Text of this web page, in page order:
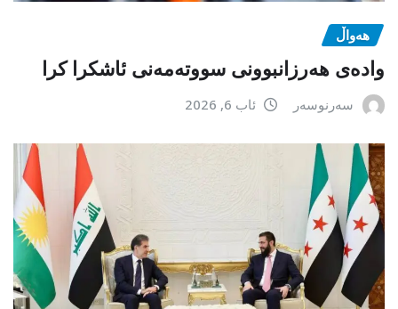
هەواڵ
وادەی هەرزانبوونی سووتەمەنی ئاشکرا کرا
سەرنوسەر ئاب 6, 2026